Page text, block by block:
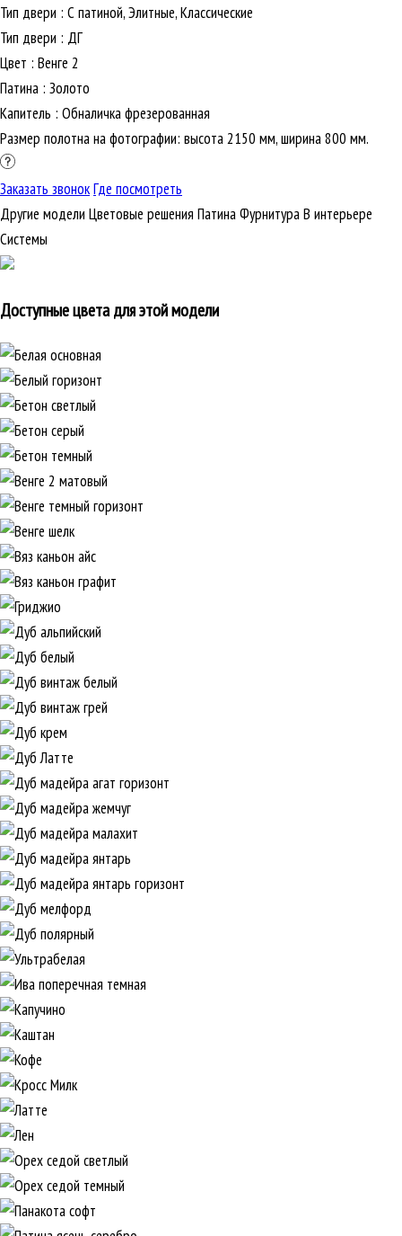
Тип двери : С патиной, Элитные, Классические
Тип двери : ДГ
Цвет : Венге 2
Патина : Золото
Капитель : Обналичка фрезерованная
Размер полотна на фотографии: высота 2150 мм, ширина 800 мм.
Заказать звонокГде посмотреть
Другие модели Цветовые решения ПатинаФурнитураВ интерьере
Cистемы
Доступные цвета для этой модели